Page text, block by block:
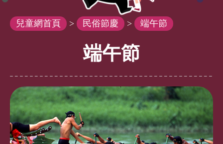
兒童網首頁 > 民俗節慶 > 端午節
端午節